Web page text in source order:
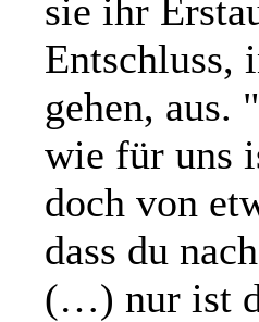
sie ihr
Entschluss,
gehen, aus.
wie für uns
doch von
dass du
(…) nur ist